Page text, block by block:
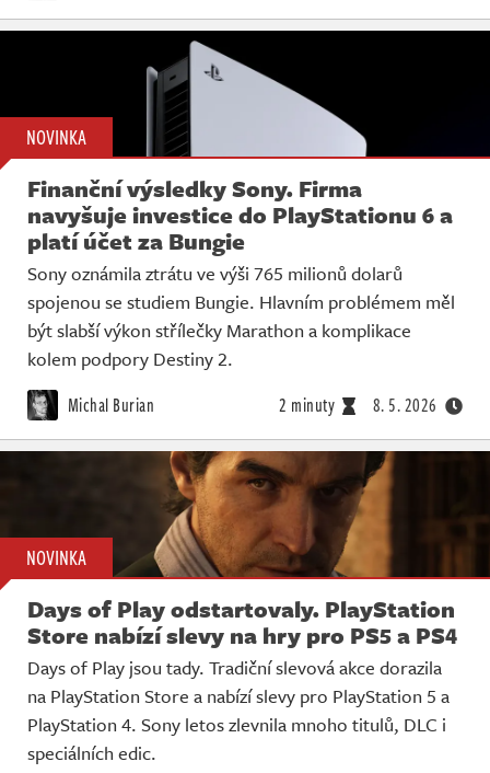
NOVINKA
Finanční výsledky Sony. Firma
navyšuje investice do PlayStationu 6 a
platí účet za Bungie
Sony oznámila ztrátu ve výši 765 milionů dolarů
spojenou se studiem Bungie. Hlavním problémem měl
být slabší výkon střílečky Marathon a komplikace
kolem podpory Destiny 2.
Michal Burian 2 minuty 8. 5. 2026
NOVINKA
Days of Play odstartovaly. PlayStation
Store nabízí slevy na hry pro PS5 a PS4
Days of Play jsou tady. Tradiční slevová akce dorazila
na PlayStation Store a nabízí slevy pro PlayStation 5 a
PlayStation 4. Sony letos zlevnila mnoho titulů, DLC i
speciálních edic.